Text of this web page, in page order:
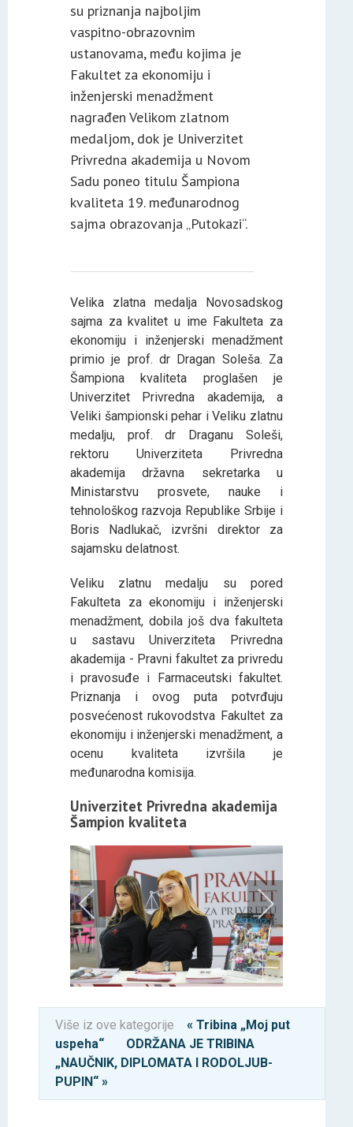
su priznanja najboljim
vaspitno-obrazovnim
ustanovama, među kojima je
Fakultet za ekonomiju i
inženjerski menadžment
nagrađen Velikom zlatnom
medaljom, dok je Univerzitet
Privredna akademija u Novom
Sadu poneo titulu Šampiona
kvaliteta 19. međunarodnog
sajma obrazovanja „Putokazi“.
Velika zlatna medalja Novosadskog
sajma za kvalitet u ime Fakulteta za
ekonomiju i inženjerski menadžment
primio je prof. dr Dragan Soleša. Za
Šampiona kvaliteta proglašen je
Univerzitet Privredna akademija, a
Veliki šampionski pehar i Veliku zlatnu
medalju, prof. dr Draganu Soleši,
rektoru Univerziteta Privredna
akademija državna sekretarka u
Ministarstvu prosvete, nauke i
tehnološkog razvoja Republike Srbije i
Boris Nadlukač, izvršni direktor za
sajamsku delatnost.
Veliku zlatnu medalju su pored
Fakulteta za ekonomiju i inženjerski
menadžment, dobila još dva fakulteta
u sastavu Univerziteta Privredna
akademija - Pravni fakultet za privredu
i pravosuđe i Farmaceutski fakultet.
Priznanja i ovog puta potvrđuju
posvećenost rukovodstva Fakultet za
ekonomiju i inženjerski menadžment, a
ocenu kvaliteta izvršila je
međunarodna komisija.
Univerzitet Privredna akademija
Šampion kvaliteta
Više iz ove kategorije
« Tribina „Moj put
uspeha“
ODRŽANA JE TRIBINA
„NAUČNIK, DIPLOMATA I RODOLJUB-
PUPIN“ »